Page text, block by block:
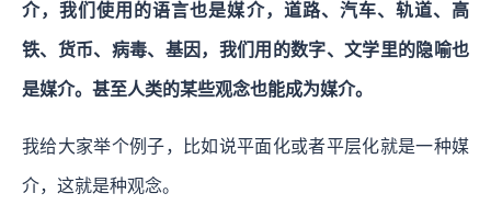
介，我们使用的语言也是媒介，道路、汽车、轨道、高
铁、货币、病毒、基因，我们用的数字、文学里的隐喻也
是媒介。甚至人类的某些观念也能成为媒介。
我给大家举个例子，比如说平面化或者平层化就是一种媒
介，这就是种观念。